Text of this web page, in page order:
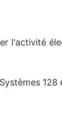
l'activité
128